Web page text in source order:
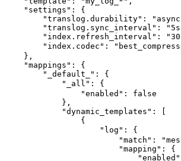
    "settings": {
"translog.durability":
"translog.sync_interval":
"index.refresh_interval":
"index.codec":
    },
    "mappings": {
        "_default_": {
"_all": {
                "enabled": false
            },
            "dynamic_templates": [
                {
"log": {
"match":
                        "mapping": {